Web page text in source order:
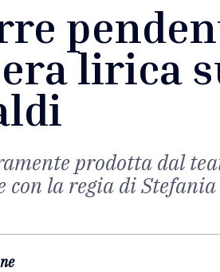
lirica
prodotta dal
con la regia di